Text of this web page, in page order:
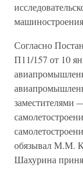
Согласно
П11/157 от 10
обязывал М.М.
Шахурина